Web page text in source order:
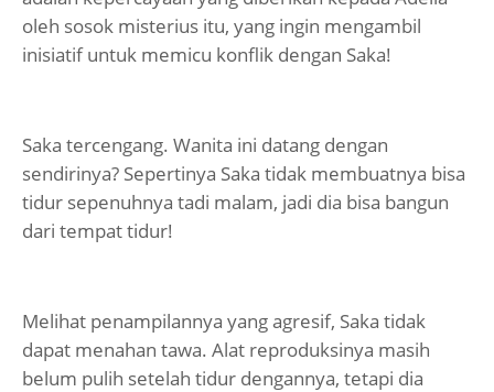
oleh sosok misterius itu, yang ingin mengambil
inisiatif untuk memicu konflik dengan Saka!
Saka tercengang. Wanita ini datang dengan
sendirinya? Sepertinya Saka tidak membuatnya bisa
tidur sepenuhnya tadi malam, jadi dia bisa bangun
dari tempat tidur!
Melihat penampilannya yang agresif, Saka tidak
dapat menahan tawa. Alat reproduksinya masih
belum pulih setelah tidur dengannya, tetapi dia